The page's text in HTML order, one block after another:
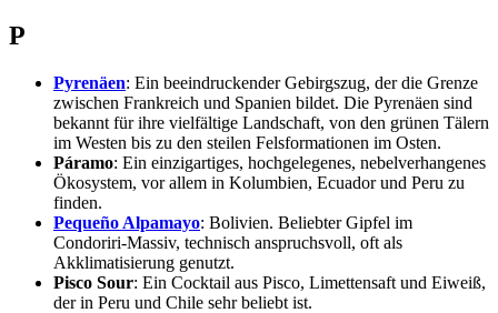
P
Pyrenäen: Ein beeindruckender Gebirgszug, der die Grenze
zwischen Frankreich und Spanien bildet. Die Pyrenäen sind
bekannt für ihre vielfältige Landschaft, von den grünen Tälern
im Westen bis zu den steilen Felsformationen im Osten.
Páramo: Ein einzigartiges, hochgelegenes, nebelverhangenes
Ökosystem, vor allem in Kolumbien, Ecuador und Peru zu
finden.
Pequeño Alpamayo: Bolivien. Beliebter Gipfel im
Condoriri-Massiv, technisch anspruchsvoll, oft als
Akklimatisierung genutzt.
Pisco Sour: Ein Cocktail aus Pisco, Limettensaft und Eiweiß,
der in Peru und Chile sehr beliebt ist.